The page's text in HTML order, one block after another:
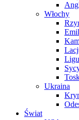
Włochy
Ukraina
Świat